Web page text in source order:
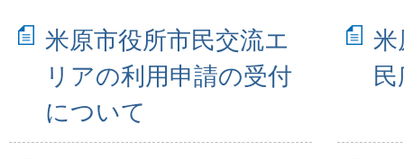
米原市役所市民交流エ
リアの利用申請の受付
について
米